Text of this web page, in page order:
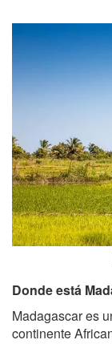
Donde está
Madagascar es
continente